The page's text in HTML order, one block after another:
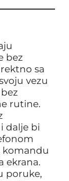
bez
sa
vezu
rutine.
dalje bi
komandu
ekrana.
poruke,